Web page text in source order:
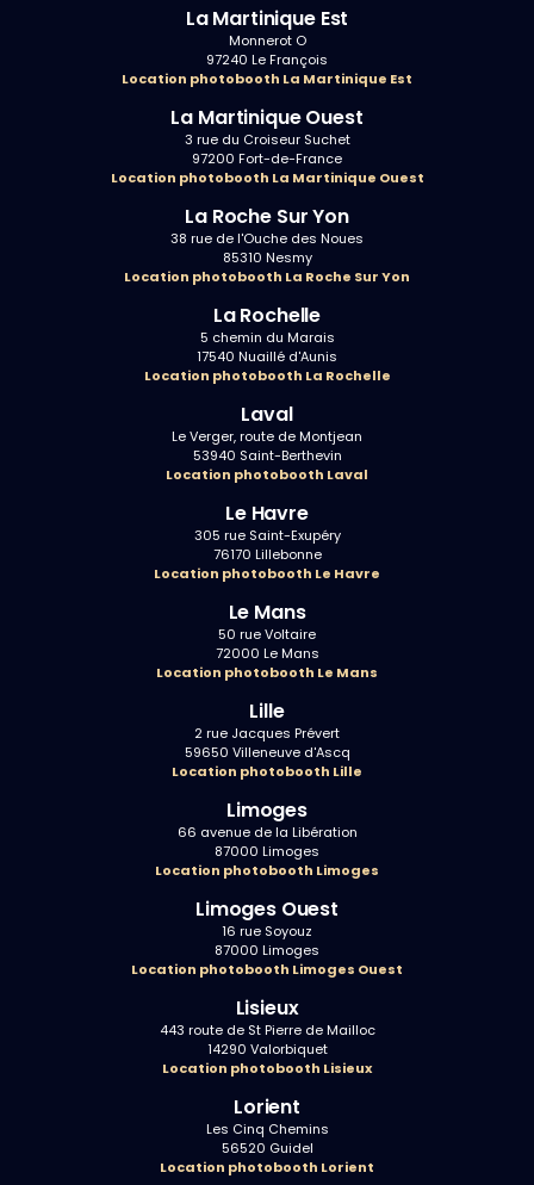
La Martinique Est
Monnerot O
97240 Le François
Location photobooth La Martinique Est
La Martinique Ouest
3 rue du Croiseur Suchet
97200 Fort-de-France
Location photobooth La Martinique Ouest
La Roche Sur Yon
38 rue de l'Ouche des Noues
85310 Nesmy
Location photobooth La Roche Sur Yon
La Rochelle
5 chemin du Marais
17540 Nuaillé d'Aunis
Location photobooth La Rochelle
Laval
Le Verger, route de Montjean
53940 Saint-Berthevin
Location photobooth Laval
Le Havre
305 rue Saint-Exupéry
76170 Lillebonne
Location photobooth Le Havre
Le Mans
50 rue Voltaire
72000 Le Mans
Location photobooth Le Mans
Lille
2 rue Jacques Prévert
59650 Villeneuve d'Ascq
Location photobooth Lille
Limoges
66 avenue de la Libération
87000 Limoges
Location photobooth Limoges
Limoges Ouest
16 rue Soyouz
87000 Limoges
Location photobooth Limoges Ouest
Lisieux
443 route de St Pierre de Mailloc
14290 Valorbiquet
Location photobooth Lisieux
Lorient
Les Cinq Chemins
56520 Guidel
Location photobooth Lorient